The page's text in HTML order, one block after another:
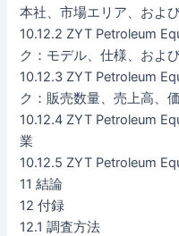
本社、市場エリア、およ
10.12.2 ZYT Petroleum
ク：モデル、仕様、およ
10.12.3 ZYT Petroleum
ク：販売数量、売上高、
10.12.4 ZYT Petroleum
業
10.12.5 ZYT Petroleum
11 結論
12 付録
12.1 調査方法